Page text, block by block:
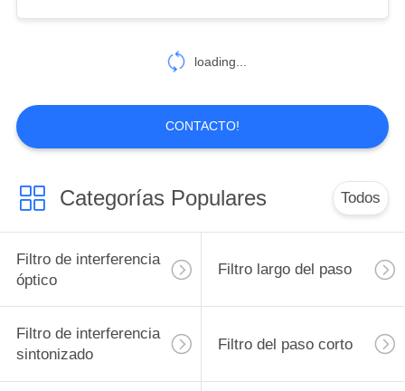
loading...
CONTACTO!
Categorías Populares Todos
Filtro de interferencia
óptico
Filtro largo del paso
Filtro de interferencia
sintonizado
Filtro del paso corto